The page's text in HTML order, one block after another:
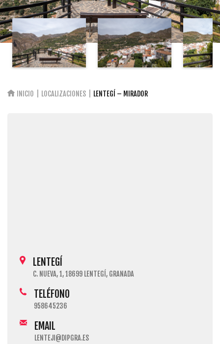
INICIO LOCALIZACIONES LENTEGÍ – MIRADOR
LENTEGÍ
C. NUEVA, 1, 18699 LENTEGÍ, GRANADA
TELÉFONO
958645236
EMAIL
LENTEJI@DIPGRA.ES